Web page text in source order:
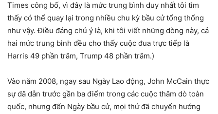
Times công bố, vì đây là mức trung bình duy nhất tôi tìm
thấy có thể quay lại trong nhiều chu kỳ bầu cử tổng thống
như vậy. Điều đáng chú ý là, khi tôi viết những dòng này, cả
hai mức trung bình đều cho thấy cuộc đua trực tiếp là
Harris 49 phần trăm, Trump 48 phần trăm.)
Vào năm 2008, ngay sau Ngày Lao động, John McCain thực
sự đã dẫn trước gần ba điểm trong các cuộc thăm dò toàn
quốc, nhưng đến Ngày bầu cử, mọi thứ đã chuyển hướng